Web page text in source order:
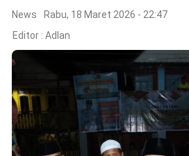
Pendidikan
Peristiwa
Olahraga
News
Rabu, 18 Maret 2026 - 22:47
Editor : Adlan